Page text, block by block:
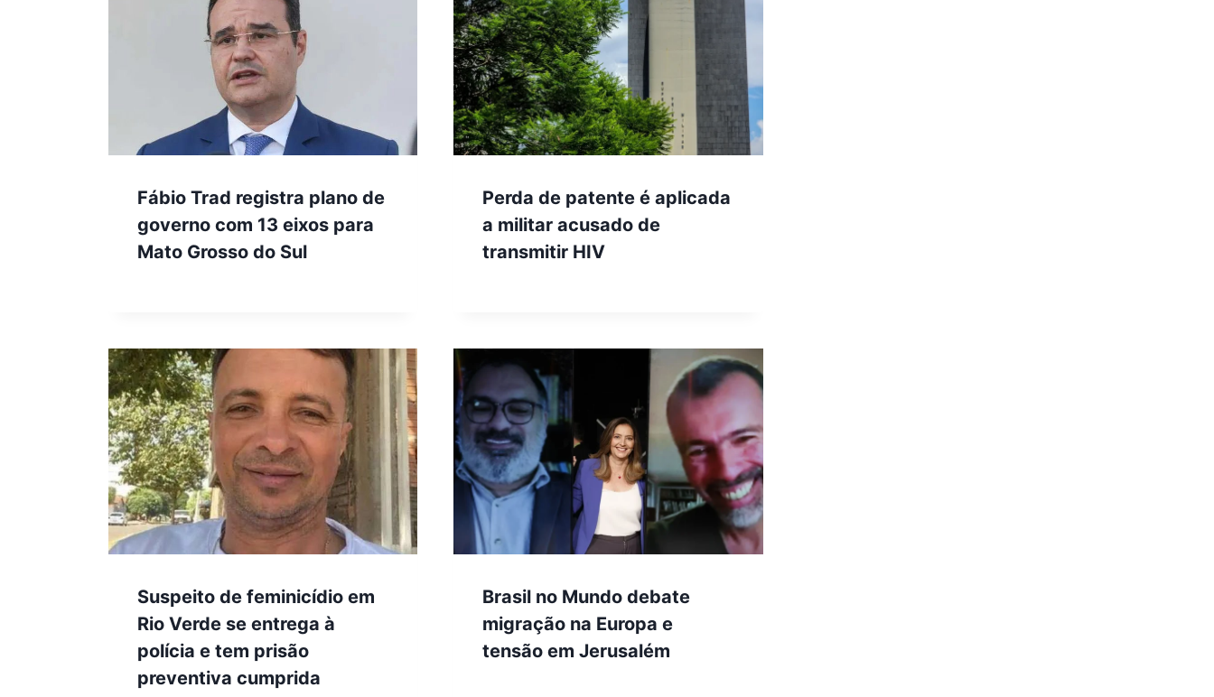
Fábio Trad registra plano de
governo com 13 eixos para
Mato Grosso do Sul
Perda de patente é aplicada
a militar acusado de
transmitir HIV
Suspeito de feminicídio em
Rio Verde se entrega à
polícia e tem prisão
preventiva cumprida
Brasil no Mundo debate
migração na Europa e
tensão em Jerusalém